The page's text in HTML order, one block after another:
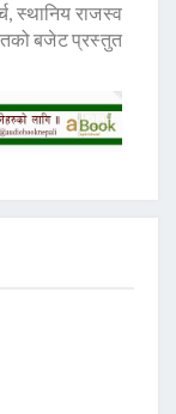
स्थानिय राजस्व
बजेट प्रस्तुत